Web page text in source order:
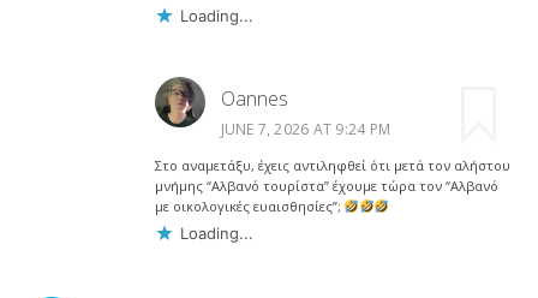
Loading...
Oannes
JUNE 7, 2026 AT 9:24 PM
Στο αναμετάξυ, έχεις αντιληφθεί ότι μετά τον αλήστου
μνήμης “Αλβανό τουρίστα” έχουμε τώρα τον “Αλβανό
με οικολογικές ευαισθησίες”;
Loading...